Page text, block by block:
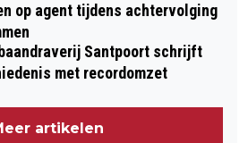
op agent tijdens achtervolging
Santpoort schrijft
met recordomzet
artikelen